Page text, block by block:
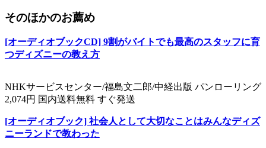
そのほかのお薦め
[オーディオブックCD] 9割がバイトでも最高のスタッフに育
つディズニーの教え方
NHKサービスセンター/福島文二郎/中経出版 パンローリング
2,074円 国内送料無料 すぐ発送
[オーディオブック] 社会人として大切なことはみんなディズ
ニーランドで教わった